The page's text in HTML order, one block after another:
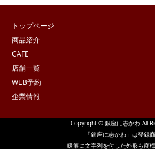
トップページ
商品紹介
CAFE
店舗一覧
WEB予約
企業情報
Copyright © 銀座に志かわ All
「銀座に志かわ」は登録
暖簾に文字列を付した外形も商標